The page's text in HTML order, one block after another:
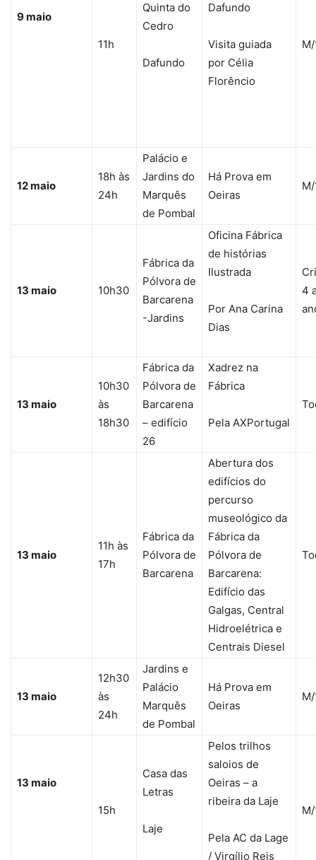
9 maio
11h
Quinta do
Cedro
Dafundo
Dafundo
Visita guiada
por Célia
Florêncio
12 maio
18h às
24h
Palácio e
Jardins do
Marquês
de Pombal
Há Prova em
Oeiras
13 maio 10h30
Fábrica da
Pólvora de
Barcarena
-Jardins
Oficina Fábrica
de histórias
Ilustrada
Por Ana Carina
Dias
4
13 maio
10h30
às
18h30
Fábrica da
Pólvora de
Barcarena
– edifício
26
Xadrez na
Fábrica
Pela AXPortugal
13 maio
11h às
17h
Fábrica da
Pólvora de
Barcarena
Abertura dos
edifícios do
percurso
museológico da
Fábrica da
Pólvora de
Barcarena:
Edifício das
Galgas, Central
Hidroelétrica e
Centrais Diesel
13 maio
12h30
às
24h
Jardins e
Palácio
Marquês
de Pombal
Há Prova em
Oeiras
13 maio
15h
Casa das
Letras
Laje
Pelos trilhos
saloios de
Oeiras – a
ribeira da Laje
Pela AC da Lage
/ Virgílio Reis